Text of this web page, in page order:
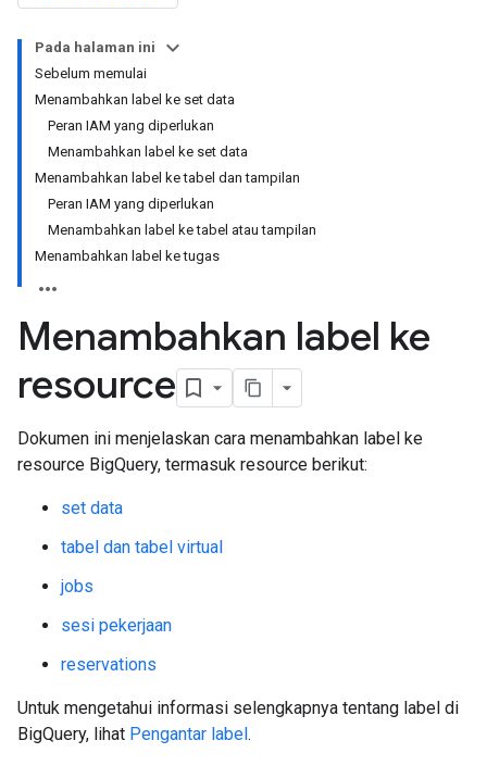
Pada halaman ini
Sebelum memulai
Menambahkan label ke set data
Peran IAM yang diperlukan
Menambahkan label ke set data
Menambahkan label ke tabel dan tampilan
Peran IAM yang diperlukan
Menambahkan label ke tabel atau tampilan
Menambahkan label ke tugas
Menambahkan label ke
resource
Dokumen ini menjelaskan cara menambahkan label ke
resource BigQuery, termasuk resource berikut:
set data
tabel dan tabel virtual
jobs
sesi pekerjaan
reservations
Untuk mengetahui informasi selengkapnya tentang label di
BigQuery, lihat Pengantar label.